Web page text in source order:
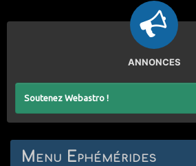
ANNONCES
Soutenez Webastro !
Menu Ephémérides